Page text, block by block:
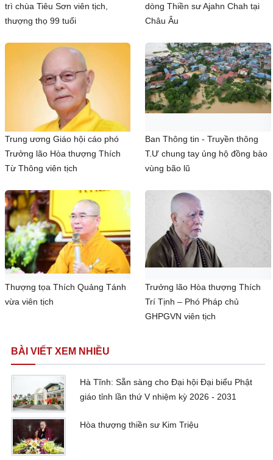
trì chùa Tiêu Sơn viên tịch,
thượng thọ 99 tuổi
dòng Thiền sư Ajahn Chah tại
Châu Âu
Trung ương Giáo hội cáo phó
Trưởng lão Hòa thượng Thích
Từ Thông viên tịch
Ban Thông tin - Truyền thông
T.Ư chung tay ủng hộ đồng bào
vùng bão lũ
Thượng tọa Thích Quảng Tánh
vừa viên tịch
Trưởng lão Hòa thượng Thích
Trí Tịnh – Phó Pháp chủ
GHPGVN viên tịch
BÀI VIẾT XEM NHIỀU
Hà Tĩnh: Sẵn sàng cho Đại hội Đại biểu Phật
giáo tỉnh lần thứ V nhiệm kỳ 2026 - 2031
Hòa thượng thiền sư Kim Triệu